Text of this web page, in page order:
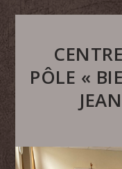
PÔLE «